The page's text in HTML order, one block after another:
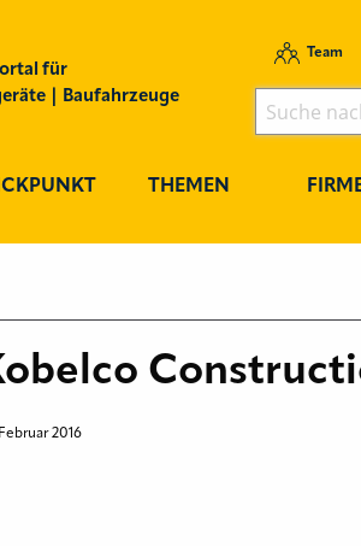
für
| Baufahrzeuge
Team
THEMEN
2016